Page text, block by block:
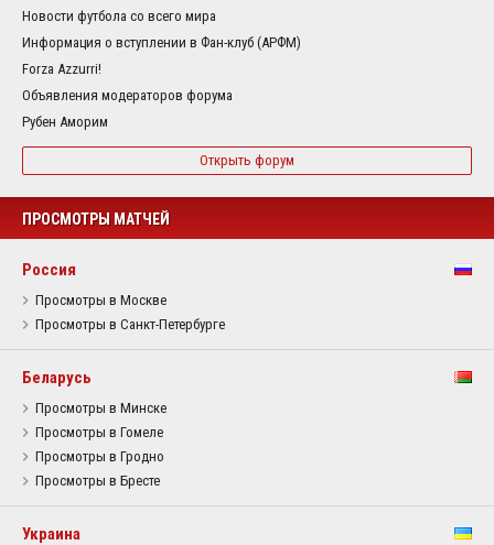
Новости футбола со всего мира
Информация о вступлении в Фан-клуб (АРФМ)
Forza Azzurri!
Объявления модераторов форума
Рубен Аморим
Открыть форум
ПРОСМОТРЫ МАТЧЕЙ
Россия
Просмотры в Москве
Просмотры в Санкт-Петербурге
Беларусь
Просмотры в Минске
Просмотры в Гомеле
Просмотры в Гродно
Просмотры в Бресте
Украина